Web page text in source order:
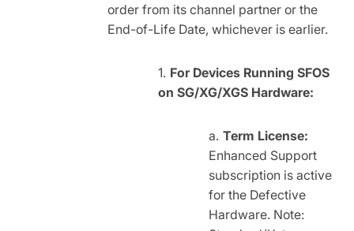
order from its channel partner or the
End-of-Life Date, whichever is earlier.
For Devices Running SFOS
on SG/XG/XGS Hardware:
Term License:
Enhanced Support
subscription is active
for the Defective
Hardware. Note: